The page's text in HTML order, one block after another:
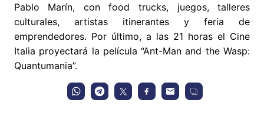
Pablo Marín, con food trucks, juegos, talleres
culturales, artistas itinerantes y feria de
emprendedores. Por último, a las 21 horas el Cine
Italia proyectará la película “Ant-Man and the Wasp:
Quantumania”.